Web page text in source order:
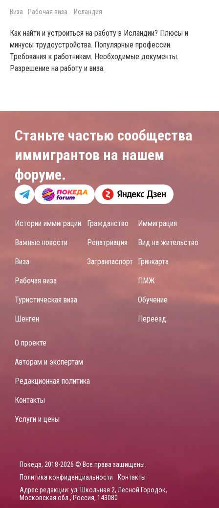
Виза Рабочая виза Исландия
Как найти и устроиться на работу в Исландии? Плюсы и
минусы трудоустройства. Популярные профессии.
Требования к работникам. Необходимые документы.
Разрешение на работу и виза.
Станьте частью сообщества
иммигрантов на нашем
форуме.
Истории иммиграции
Важные новости
Виза
Рабочая виза
Туристическая виза
Шенген
Гражданство
Репатриация
Загранпаспорт
Иммиграция
Вид на жительство
Гринкарта
ПМЖ
Обучение
Переезд
О проекте
Авторам и экспертам
Редакционная политика
Контакты
Услуги и цены
Покеда, 2018-2026 © Все права защищены.
Политика конфиденциальности
Контакты
Адрес редакции: ул. Школьная 2, Лесной Городок,
Московская обл., Россия, 143080